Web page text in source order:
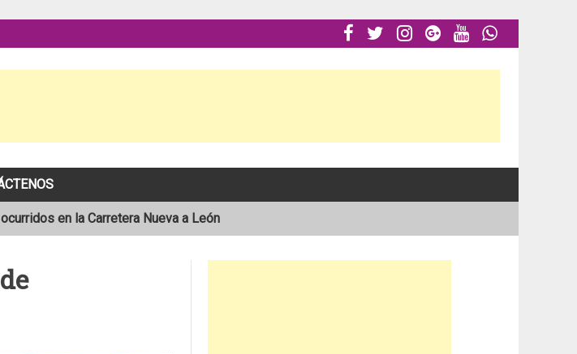
     
en la Carretera Nueva a León
de huracanes por debajo de lo normal en el Atlántico